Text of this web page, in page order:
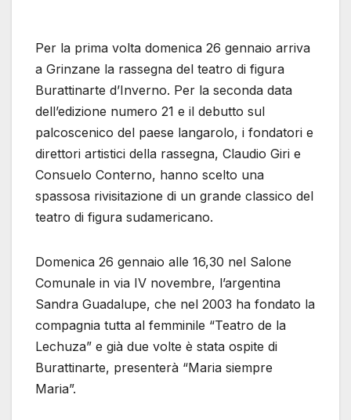
Per la prima volta domenica 26 gennaio arriva
a Grinzane la rassegna del teatro di figura
Burattinarte d’Inverno. Per la seconda data
dell’edizione numero 21 e il debutto sul
palcoscenico del paese langarolo, i fondatori e
direttori artistici della rassegna, Claudio Giri e
Consuelo Conterno, hanno scelto una
spassosa rivisitazione di un grande classico del
teatro di figura sudamericano.
Domenica 26 gennaio alle 16,30 nel Salone
Comunale in via IV novembre, l’argentina
Sandra Guadalupe, che nel 2003 ha fondato la
compagnia tutta al femminile “Teatro de la
Lechuza” e già due volte è stata ospite di
Burattinarte, presenterà “Maria siempre
Maria”.